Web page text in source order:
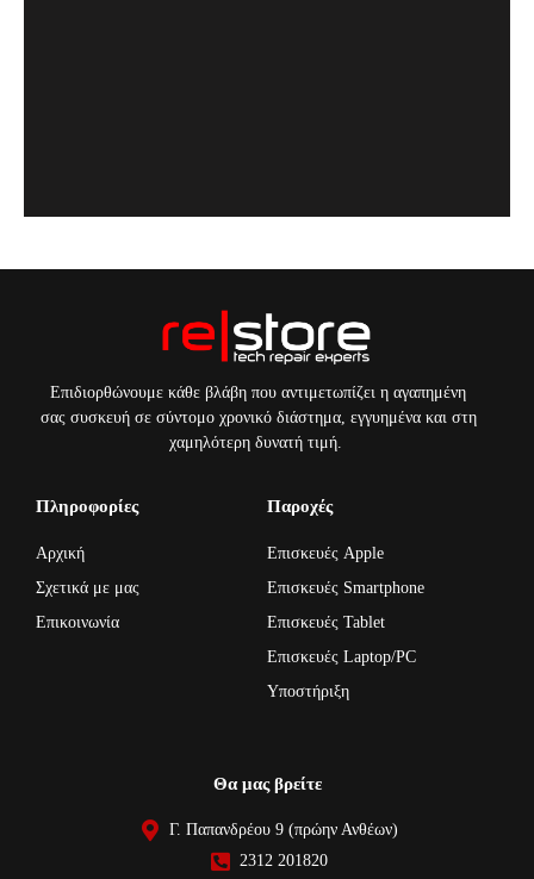
Επιδιορθώνουμε κάθε βλάβη που αντιμετωπίζει η αγαπημένη
σας συσκευή σε σύντομο χρονικό διάστημα, εγγυημένα και στη
χαμηλότερη δυνατή τιμή.
Πληροφορίες
Αρχική
Σχετικά με μας
Επικοινωνία
Παροχές
Επισκευές Apple
Επισκευές Smartphone
Επισκευές Tablet
Επισκευές Laptop/PC
Υποστήριξη
Θα μας βρείτε
Γ. Παπανδρέου 9 (πρώην Ανθέων)
2312 201820